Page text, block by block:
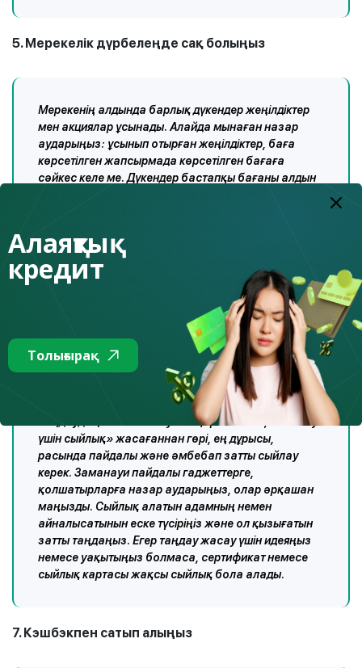
5. Мерекелік дүрбелеңде сақ болыңыз
Мерекенің алдында барлық дүкендер жеңілдіктер
мен акциялар ұсынады. Алайда мынаған назар
аударыңыз: ұсынып отырған жеңілдіктер, баға
көрсетілген жапсырмада көрсетілген бағаға
сәйкес келе ме. Дүкендер бастапқы бағаны алдын
қадағалаңыз және оларды түрлі орындардағы
бағамен салыстырыңыз. Сондай-ақ әрине, өзіңізді
бақылаңыз – бағасы төмен екен деп, ойламаған
және қажет емес затты сатып алмаңыз!
6. Пайдалы сыйлықтар
Таңдаудың өте көп болуына қарамастан, «сыйлау
үшін сыйлық» жасағаннан гөрі, ең дұрысы,
расында пайдалы және әмбебап затты сыйлау
керек. Заманауи пайдалы гаджеттерге,
қолшатырларға назар аударыңыз, олар әрқашан
маңызды. Сыйлық алатын адамның немен
айналысатынын еске түсіріңіз және ол қызығатын
затты таңдаңыз. Егер таңдау жасау үшін идеяңыз
немесе уақытыңыз болмаса, сертификат немесе
сыйлық картасы жақсы сыйлық бола алады.
7. Кэшбэкпен сатып алыңыз
Алаяқтық
кредит
Толығырақ